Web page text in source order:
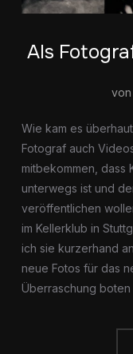
Als
von
Wie kam es
Fotograf auch
mitbekommen, dass
unterwegs ist und
veröffentlichen
im Kellerklub in
ich sie kurzerhand
neue Fotos für das
Überraschung